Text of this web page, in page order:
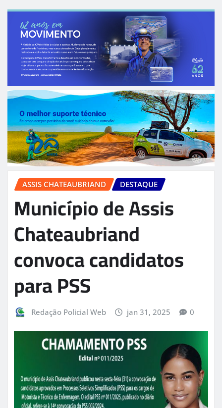
ASSIS CHATEAUBRIAND DESTAQUE
Município de Assis
Chateaubriand
convoca candidatos
para PSS
Redação Policial Web jan 31, 2025 0